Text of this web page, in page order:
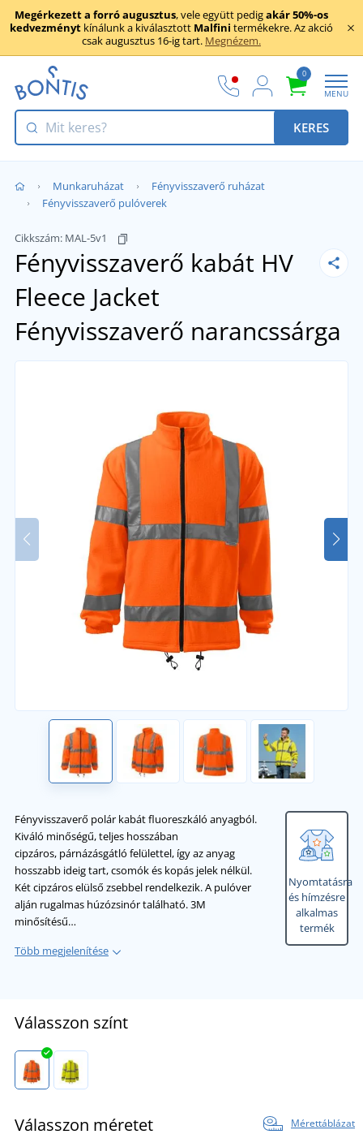
Megérkezett a forró augusztus, vele együtt pedigakár 50%-os
kedvezményt kínálunk a kiválasztott Malfini termékekre. Az akció
csak augusztus 16-ig tart. Megnézem.
0
MENU
KERES
Munkaruházat
Fényvisszaverő ruházat
Fényvisszaverő pulóverek
Cikkszám: MAL-5v1
Fényvisszaverő kabát HV
Fleece Jacket
Fényvisszaverő narancssárga
Fényvisszaverő polár kabát fluoreszkáló anyagból.
Kiváló minőségű, teljes hosszában
cipzáros, párnázásgátló felülettel, így az anyag
hosszabb ideig tart, csomók és kopás jelek nélkül.
Két cipzáros elülső zsebbel rendelkezik. A pulóver
alján rugalmas húzózsinór található. 3M
minősítésű…
Több megjelenítése
Nyomtatásra
és hímzésre
alkalmas
termék
Válasszon színt
Válasszon méretet Mérettáblázat